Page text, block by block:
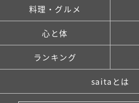
料理・グルメ
心と体
ランキング
saitaとは